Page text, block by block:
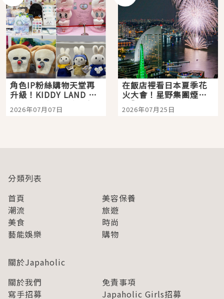
角色IP粉絲購物天堂再
升級！KIDDY LAND 原
宿店吉伊卡哇迎客，新
開幕 OMOKADO 店3分
2026年07月07日
在飯店裡看日本夏季花
火大會！星野集團煙火
景觀飯店6選，讓你不用
人擠人悠閒欣賞
2026年07月25日
分類列表
首頁
美容保養
潮流
旅遊
美食
時尚
藝能娛樂
購物
關於Japaholic
關於我們
免責事項
寫手招募
Japaholic Girls招募